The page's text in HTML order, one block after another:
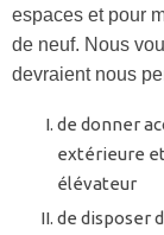
espaces et pour
de neuf. Nous
devraient nous
de donner
extérieure et
élévateur
de disposer